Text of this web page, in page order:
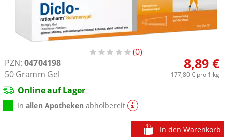
0
PZN: 04704198
50 Gramm Gel
8,89 €
177,80 €pro 1 kg
Online auf Lager
Inallen Apotheken abholbereit
In den Warenkorb